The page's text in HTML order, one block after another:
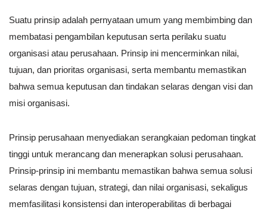
Suatu prinsip adalah pernyataan umum yang membimbing dan
membatasi pengambilan keputusan serta perilaku suatu
organisasi atau perusahaan. Prinsip ini mencerminkan nilai,
tujuan, dan prioritas organisasi, serta membantu memastikan
bahwa semua keputusan dan tindakan selaras dengan visi dan
misi organisasi.
Prinsip perusahaan menyediakan serangkaian pedoman tingkat
tinggi untuk merancang dan menerapkan solusi perusahaan.
Prinsip-prinsip ini membantu memastikan bahwa semua solusi
selaras dengan tujuan, strategi, dan nilai organisasi, sekaligus
memfasilitasi konsistensi dan interoperabilitas di berbagai